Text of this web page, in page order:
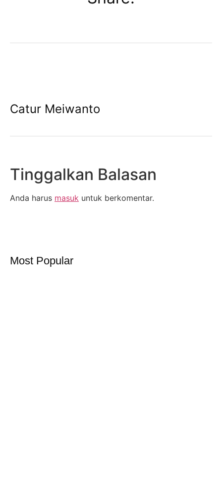
Catur Meiwanto
Tinggalkan Balasan
Anda harus masuk untuk berkomentar.
Most Popular